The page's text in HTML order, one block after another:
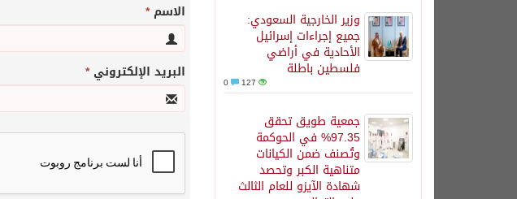
وزير الخارجية السعودي:
جميع إجراءات إسرائيل
الأحادية في أراضي
فلسطين باطلة
127
جمعية طويق تحقق
97.35% في الحوكمة
وتُصنف ضمن الكيانات
متناهية الكبر وتحصد
شهادة الآيزو للعام الثالث
الاسم*
البريد الإلكتروني*